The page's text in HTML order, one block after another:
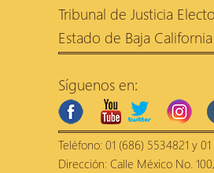
Tribunal de Justicia
Estado de Baja California
Síguenos en:
facebook
Teléfono: 01 (686) 5534821 y
Dirección: Calle México No.